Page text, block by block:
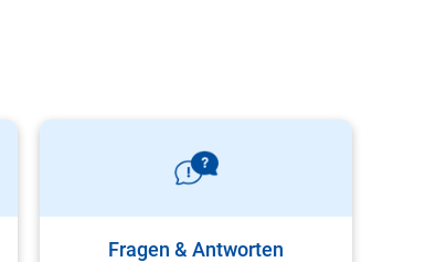
Fragen & Antworten